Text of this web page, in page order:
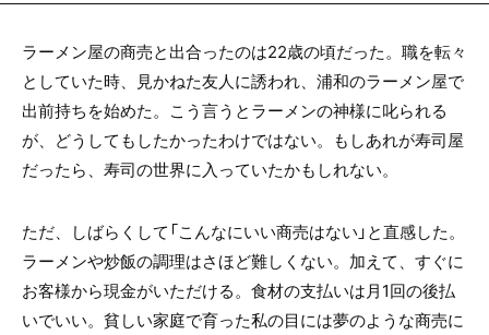
ラーメン屋の商売と出合ったのは22歳の頃だった。職を転々
としていた時、見かねた友人に誘われ、浦和のラーメン屋で
出前持ちを始めた。こう言うとラーメンの神様に叱られる
が、どうしてもしたかったわけではない。もしあれが寿司屋
だったら、寿司の世界に入っていたかもしれない。
ただ、しばらくして「こんなにいい商売はない」と直感した。
ラーメンや炒飯の調理はさほど難しくない。加えて、すぐに
お客様から現金がいただける。食材の支払いは月1回の後払
いでいい。貧しい家庭で育った私の目には夢のような商売に